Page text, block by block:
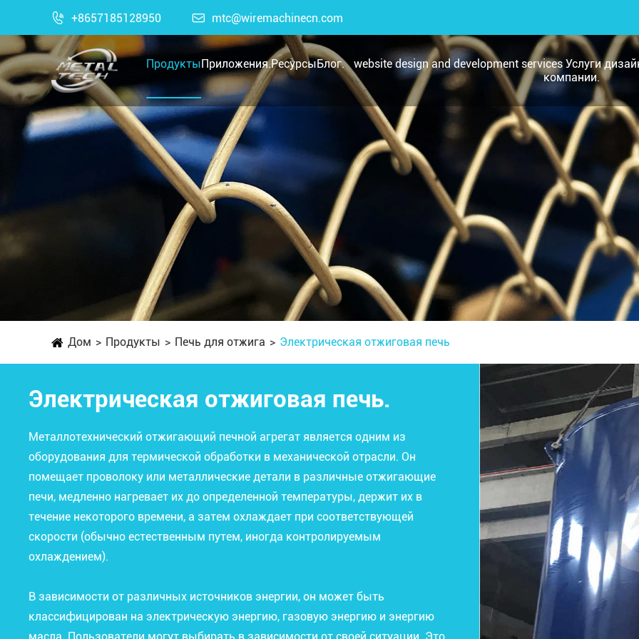
 +8657185128950  mtc@wiremachinecn.com
ПродуктыПриложения.РесурсыБлог.
website design and development services Услуги
компании.
Дом Продукты Печь для отжига Электрическая отжиговая печь
Электрическая отжиговая печь.
Металлотехнический отжигающий печной агрегат является одним из
оборудования для термической обработки в механической отрасли. Он
помещает проволоку или металлические детали в различные отжигающие
печи, медленно нагревает их до определенной температуры, держит их в
течение некоторого времени, а затем охлаждает при соответствующей
скорости (обычно естественным путем, иногда контролируемым
охлаждением).
В зависимости от различных источников энергии, он может быть
классифицирован на электрическую энергию, газовую энергию и энергию